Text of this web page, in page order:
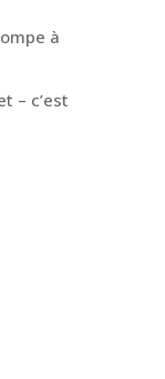
à
– c’est